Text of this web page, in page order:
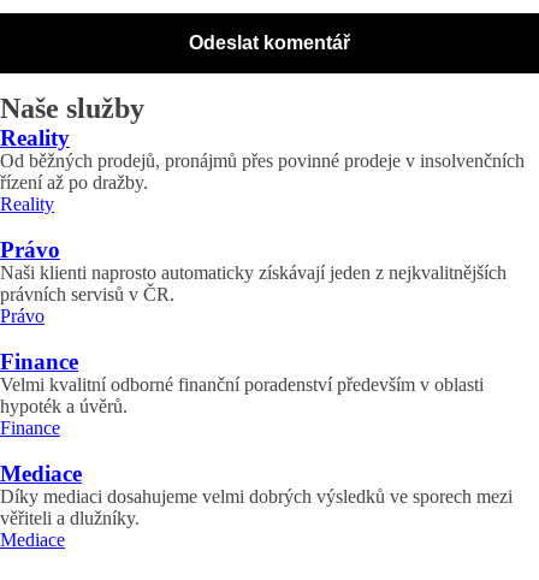
Naše služby
Reality
Od běžných prodejů, pronájmů přes povinné prodeje v insolvenčních
řízení až po dražby.
Reality
Právo
Naši klienti naprosto automaticky získávají jeden z nejkvalitnějších
právních servisů v ČR.
Právo
Finance
Velmi kvalitní odborné finanční poradenství především v oblasti
hypoték a úvěrů.
Finance
Mediace
Díky mediaci dosahujeme velmi dobrých výsledků ve sporech mezi
věřiteli a dlužníky.
Mediace